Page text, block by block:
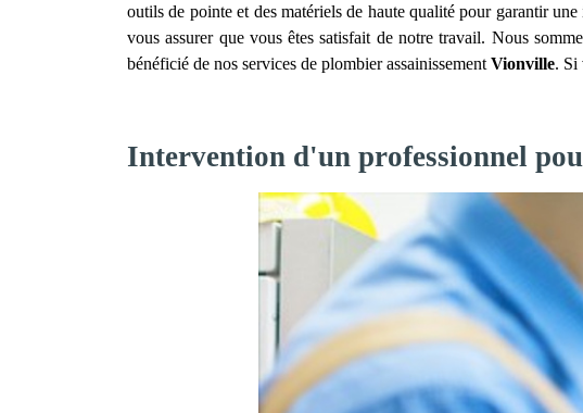
outils de pointe et des matériels de haute qualité pour garantir
vous assurer que vous êtes satisfait de notre travail. Nous
bénéficié de nos services de plombier assainissementVionville. Si
Intervention d'un professionnel